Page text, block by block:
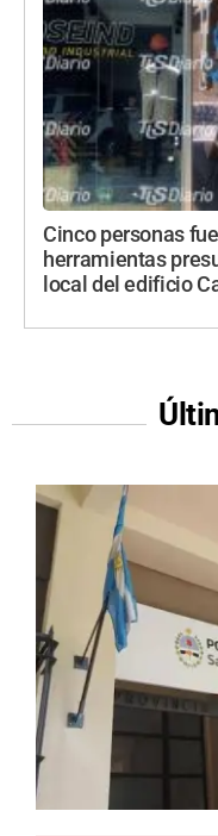
Cinco personas
herramientas
local del edificio